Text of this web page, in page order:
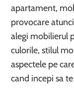
apartament,
provocare
alegi mobilierul
culorile, stilul
aspectele pe
cand incepi sa